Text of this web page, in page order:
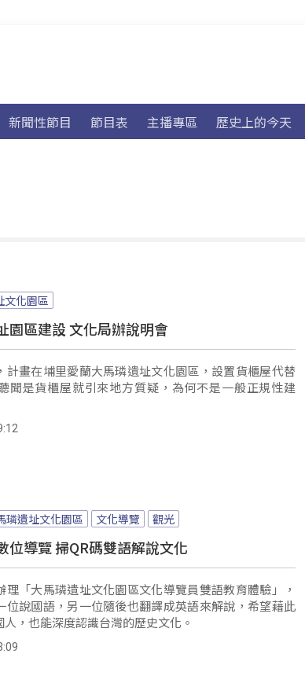
新聞性節目 節目表 主播專區 歷史上的今天
文化園區
園區建設 文化局辦說明會
計畫在埔里愛蘭大馬璘遺址文化園區，設置貨櫃屋代替
聞是貨櫃屋就引來地方質疑，為何不是一般正規性建
璘遺址文化園區 文化導覽 觀光
位導覽 掃QR碼雙語解說文化
理「大馬璘遺址文化園區文化導覽員雙語教育體驗」，
位說國語，另一位隨後也翻譯成英語來解說，希望藉此
，也能深度認識台灣的歷史文化。